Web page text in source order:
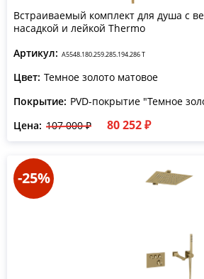
Встраиваемый комплект для душа с
насадкой и лейкой Thermo
Артикул: A5548.180.259.285.194.286 T
Цвет: Темное золото матовое
Покрытие: PVD-покрытие "Темное
Цена: 107 000 ₽ 80 252 ₽
-25%